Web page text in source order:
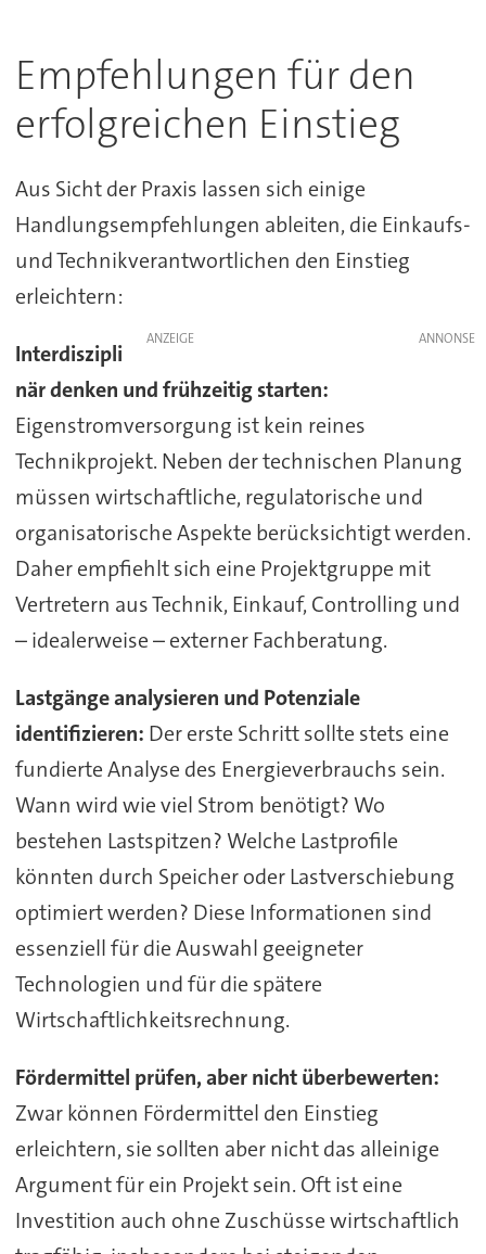
Empfehlungen für den
erfolgreichen Einstieg
Aus Sicht der Praxis lassen sich einige
Handlungsempfehlungen ableiten, die Einkaufs-
und Technikverantwortlichen den Einstieg
erleichtern:
ANZEIGE
Interdiszipli
när denken und frühzeitig starten:
Eigenstromversorgung ist kein reines
Technikprojekt. Neben der technischen Planung
müssen wirtschaftliche, regulatorische und
organisatorische Aspekte berücksichtigt werden.
Daher empfiehlt sich eine Projektgruppe mit
Vertretern aus Technik, Einkauf, Controlling und
– idealerweise – externer Fachberatung.
Lastgänge analysieren und Potenziale
identifizieren: Der erste Schritt sollte stets eine
fundierte Analyse des Energieverbrauchs sein.
Wann wird wie viel Strom benötigt? Wo
bestehen Lastspitzen? Welche Lastprofile
könnten durch Speicher oder Lastverschiebung
optimiert werden? Diese Informationen sind
essenziell für die Auswahl geeigneter
Technologien und für die spätere
Wirtschaftlichkeitsrechnung.
Fördermittel prüfen, aber nicht überbewerten:
Zwar können Fördermittel den Einstieg
erleichtern, sie sollten aber nicht das alleinige
Argument für ein Projekt sein. Oft ist eine
Investition auch ohne Zuschüsse wirtschaftlich